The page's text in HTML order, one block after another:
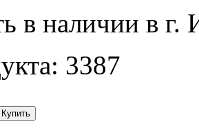
в наличии в г.
3387